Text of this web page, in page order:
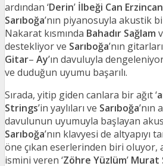
ardından ‘Derin’ İlbeği Can Erzincan
Sarıboğa’nın piyanosuyla akustik
Nakarat kısmında Bahadır Sağlam
destekliyor ve Sarıboğa’nın
Gitar– Ay’ın davuluyla
ve duduğun uyumu başarılı.
Sırada, yitip giden canlara bir ağıt ‘
Strings’in yaylıları ve Sarıboğa’nın
davulunun uyumuyla başlayan
Sarıboğa’nın klavyesi de altyapıyı
öne çıkan eserlerinden biri oluyor,
ismini veren ‘Zöhre Yüzlüm’ Murat